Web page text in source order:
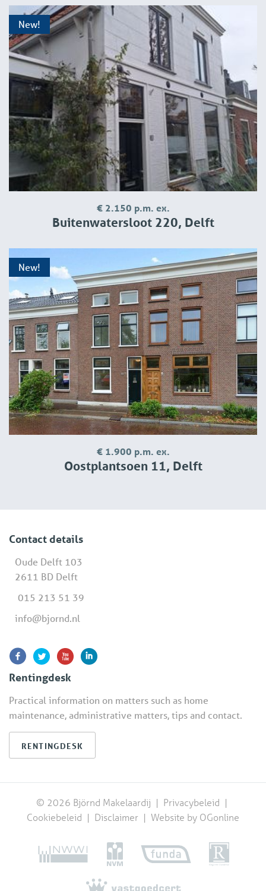
New!
€ 2.150 p.m. ex.
Buitenwatersloot 220, Delft
New!
€ 1.900 p.m. ex.
Oostplantsoen 11, Delft
Contact details
Oude Delft 103
2611 BD Delft
015 213 51 39
info@bjornd.nl
Rentingdesk
Practical information on matters such as home
maintenance, administrative matters, tips and contact.
RENTINGDESK
© 2026 Björnd Makelaardij | Privacybeleid |
Cookiebeleid | Disclaimer | Website by OGonline